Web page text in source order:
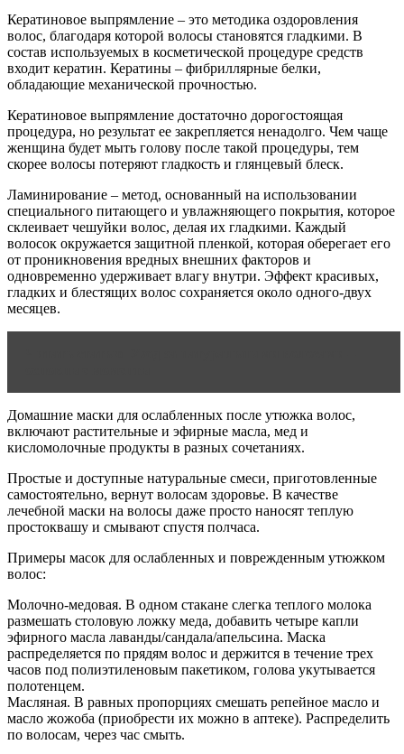
Кератиновое выпрямление – это методика оздоровления
волос, благодаря которой волосы становятся гладкими. В
состав используемых в косметической процедуре средств
входит кератин. Кератины – фибриллярные белки,
обладающие механической прочностью.
Кератиновое выпрямление достаточно дорогостоящая
процедура, но результат ее закрепляется ненадолго. Чем чаще
женщина будет мыть голову после такой процедуры, тем
скорее волосы потеряют гладкость и глянцевый блеск.
Ламинирование – метод, основанный на использовании
специального питающего и увлажняющего покрытия, которое
склеивает чешуйки волос, делая их гладкими. Каждый
волосок окружается защитной пленкой, которая оберегает его
от проникновения вредных внешних факторов и
одновременно удерживает влагу внутри. Эффект красивых,
гладких и блестящих волос сохраняется около одного-двух
месяцев.
Домашние маски для ослабленных после утюжка волос,
включают растительные и эфирные масла, мед и
кисломолочные продукты в разных сочетаниях.
Простые и доступные натуральные смеси, приготовленные
самостоятельно, вернут волосам здоровье. В качестве
лечебной маски на волосы даже просто наносят теплую
простоквашу и смывают спустя полчаса.
Примеры масок для ослабленных и поврежденным утюжком
волос:
Молочно-медовая. В одном стакане слегка теплого молока
размешать столовую ложку меда, добавить четыре капли
эфирного масла лаванды/сандала/апельсина. Маска
распределяется по прядям волос и держится в течение трех
часов под полиэтиленовым пакетиком, голова укутывается
полотенцем.
Масляная. В равных пропорциях смешать репейное масло и
масло жожоба (приобрести их можно в аптеке). Распределить
по волосам, через час смыть.